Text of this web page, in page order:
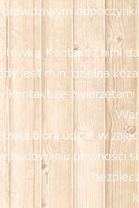
Kontakt z nimi
jest m.in. dzielna
kontakt ze
biorą udział w
budowaniu pewności